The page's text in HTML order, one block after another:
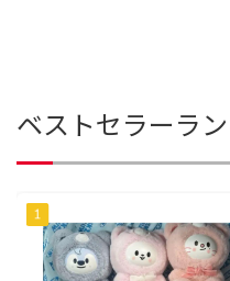
ベストセラーラ